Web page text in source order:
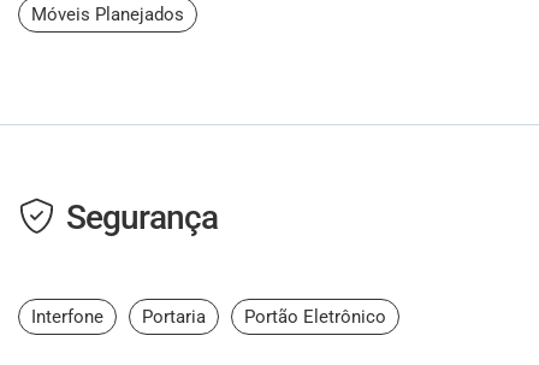
Móveis Planejados
Segurança
Interfone Portaria Portão Eletrônico